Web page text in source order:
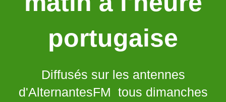
portugaise
Diffusés sur les antennes
d'AlternantesFM tous dimanches